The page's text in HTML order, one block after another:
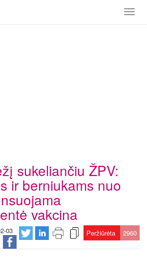
Toggle
sukeliančiu ŽPV:
ir berniukams nuo
vakcina
03 Peržiūrėta 2960